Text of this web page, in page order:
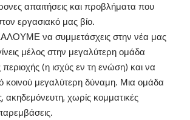
απαιτήσεις και προβλήματα που
εργασιακό μας βίο.
να συμμετάσχεις στην νέα μας
μέλος στην μεγαλύτερη ομάδα
(η ισχύς εν τη ενώση) και να
κοινού μεγαλύτερη δύναμη. Μια ομάδα
ακηδεμόνευτη, χωρίς κομματικές